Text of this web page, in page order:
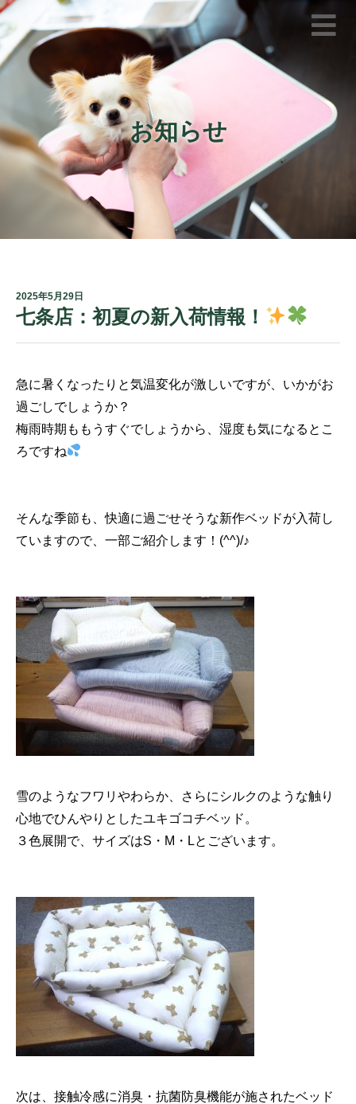
お知らせ
2025年5月29日
七条店：初夏の新入荷情報！
急に暑くなったりと気温変化が激しいですが、いかがお
過ごしでしょうか？
梅雨時期ももうすぐでしょうから、湿度も気になるとこ
ろですね
そんな季節も、快適に過ごせそうな新作ベッドが入荷し
ていますので、一部ご紹介します！(^^)/♪
雪のようなフワリやわらか、さらにシルクのような触り
心地でひんやりとしたユキゴコチベッド。
３色展開で、サイズはS・M・Lとございます。
次は、接触冷感に消臭・抗菌防臭機能が施されたベッド